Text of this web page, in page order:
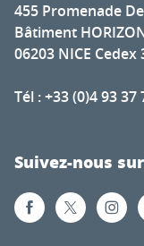
455 Promenade
Bâtiment
06203 NICE Cedex
Tél : +33 (0)4 93 37
Suivez-nous